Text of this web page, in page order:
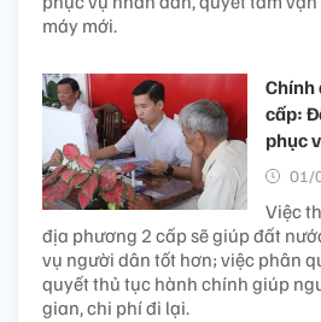
máy mới.
Chính
cấp:
phục
01/
Việc
địa phương 2 cấp sẽ giúp đất
vụ người dân tốt hơn; việc phân
quyết thủ tục hành chính giúp
gian, chi phí đi lại.